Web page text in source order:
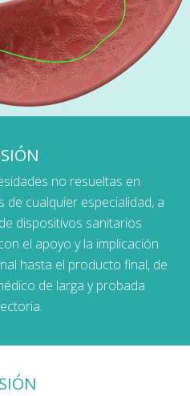
no resueltas en
de cualquier especialidad, a
dispositivos sanitarios
el apoyo y la implicación
hasta el producto final, de
de larga y probada